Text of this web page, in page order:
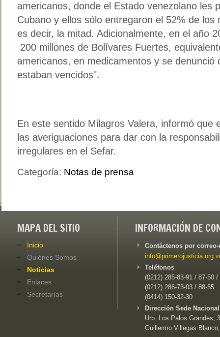
americanos, donde el Estado venezolano les
Cubano y ellos sólo entregaron el 52% de los
es decir, la mitad. Adicionalmente, en el año
200 millones de Bolívares Fuertes,
americanos, en medicamentos y se
estaban vencidos".
En este sentido Milagros Valera, informó que
las averiguaciones para dar con la
irregulares en el Sefar.
Categoría: Notas de prensa
MAPA DEL SITIO
Inicio
Quiénes Somos
Noticias
Enlaces
Secretarías
INFORMACIÓN DE
Contáctenos por
Teléfonos
(0212) 285-83-91 / 87-50 /
(0212) 286-73-03 / 88-55
(0414) 150-32-30
Dirección Sede
Urb. Los Palos Grandes,
Guillermo Villegas